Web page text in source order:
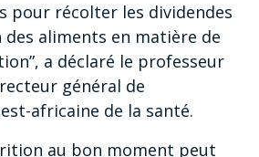
pour récolter les dividendes
aliments en matière de
a déclaré le professeur
général de
africaine de la santé.
au bon moment peut